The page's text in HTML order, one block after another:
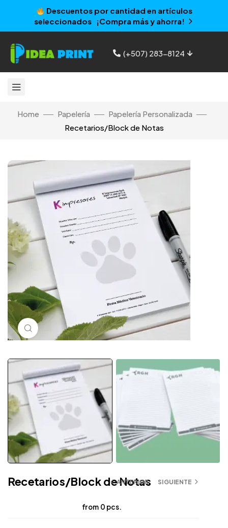
Descuentos por cantidad en artículos
seleccionados ¡Compra más y ahorra!
(+507) 283-8124
Home Papelería
Papelería Personalizada
Recetarios/Block de Notas
Click to enlarge
ANTERIOR SIGUIENTE
Recetarios/Block de Notas
from 0 pcs.